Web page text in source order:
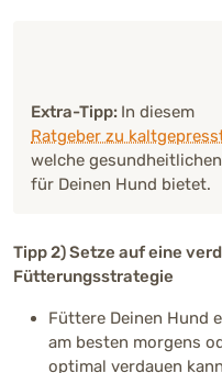
Extra-Tipp: In diesem
Ratgeber zu
welche
für Deinen Hund bietet.
Tipp 2) Setze auf eine
Fütterungsstrategie
Füttere Deinen Hund
am besten morgens
optimal verdauen